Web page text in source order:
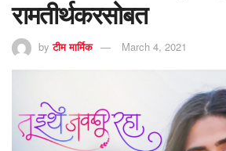
रामतीर्थकरसोबत
by टीम मार्मिक March 4, 2021